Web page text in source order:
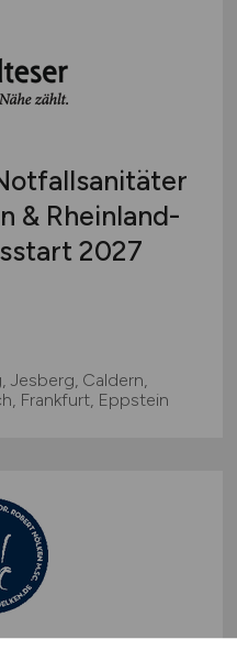
& Rheinland-
2027
Caldern,
Frankfurt, Eppstein